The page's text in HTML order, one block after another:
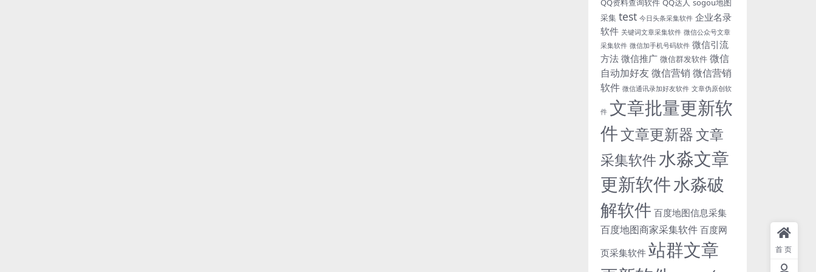
采集 test 今日头条采集软件 企业名录
软件 关键词文章采集软件 微信公众号文章
采集软件 微信加手机号码软件 微信引流
方法 微信推广 微信群发软件 微信
自动加好友 微信营销 微信营销
软件 微信通讯录加好友软件 文章伪原创软
件 文章批量更新软
件文章更新器文章
采集软件水淼文章
更新软件水淼破
解软件 百度地图信息采集
百度地图商家采集软件 百度网
页采集软件 站群文章
首页